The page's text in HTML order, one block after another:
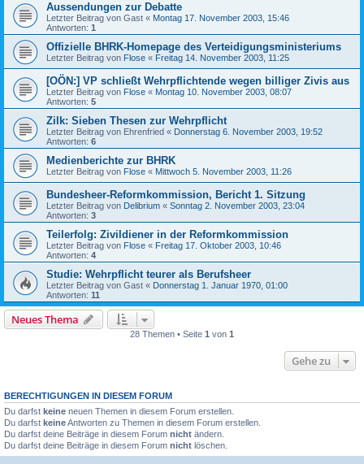
Aussendungen zur Debatte
Letzter Beitrag von Gast « Montag 17. November 2003, 15:46
Antworten: 1
Offizielle BHRK-Homepage des Verteidigungsministeriums
Letzter Beitrag von Flose « Freitag 14. November 2003, 11:25
[OÖN:] VP schließt Wehrpflichtende wegen billiger Zivis aus
Letzter Beitrag von Flose « Montag 10. November 2003, 08:07
Antworten: 5
Zilk: Sieben Thesen zur Wehrpflicht
Letzter Beitrag von Ehrenfried « Donnerstag 6. November 2003, 19:52
Antworten: 6
Medienberichte zur BHRK
Letzter Beitrag von Flose « Mittwoch 5. November 2003, 11:26
Bundesheer-Reformkommission, Bericht 1. Sitzung
Letzter Beitrag von Delibrium « Sonntag 2. November 2003, 23:04
Antworten: 3
Teilerfolg: Zivildiener in der Reformkommission
Letzter Beitrag von Flose « Freitag 17. Oktober 2003, 10:46
Antworten: 4
Studie: Wehrpflicht teurer als Berufsheer
Letzter Beitrag von Gast « Donnerstag 1. Januar 1970, 01:00
Antworten: 11
Neues Thema
28 Themen • Seite 1 von 1
Gehe zu
BERECHTIGUNGEN IN DIESEM FORUM
Du darfst keine neuen Themen in diesem Forum erstellen.
Du darfst keineAntworten zu Themen in diesem Forum erstellen.
Du darfst deine Beiträge in diesem Forum nicht ändern.
Du darfst deine Beiträge in diesem Forum nicht löschen.